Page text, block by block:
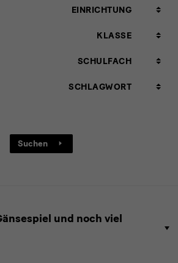
EINRICHTUNG
KLASSE
SCHULFACH
SCHLAGWORT
Suchen
und noch viel